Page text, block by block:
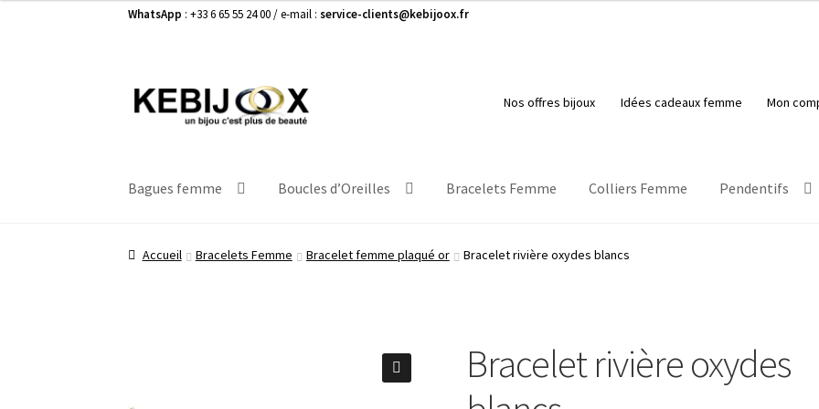
WhatsApp : +33 6 65 55 24 00 / e-mail :service-clients@kebijoox.fr
Aller
à
Aller
au
Nos offres bijoux Idées cadeaux femme Mon
Bagues femme Boucles d’Oreilles Bracelets Femme Colliers Femme Pendentifs
Accueil Bracelets Femme Bracelet femme plaqué or Bracelet rivière oxydes blancs
Bracelet rivière oxydes